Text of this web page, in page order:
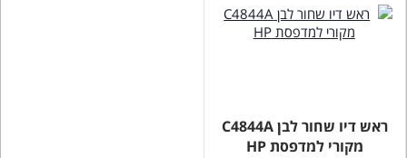
ראש דיו שחור לבן C4844A
מקורי למדפסת HP